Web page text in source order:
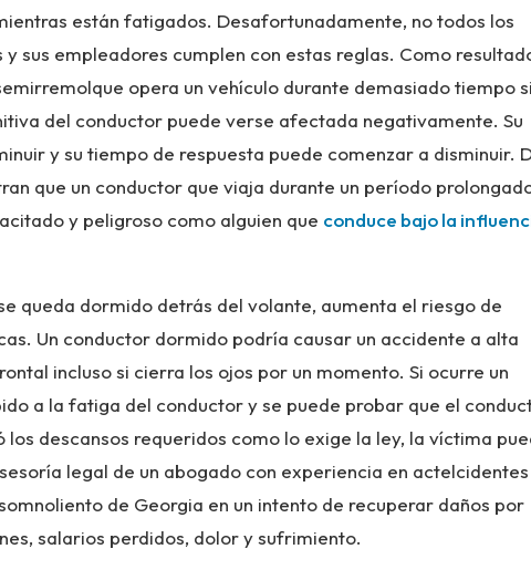
están fatigados. Desafortunadamente, no todos los
sus empleadores cumplen con estas reglas. Como
opera un vehículo durante demasiado tiempo
del conductor puede verse afectada negativamente. Su
y su tiempo de respuesta puede comenzar a disminuir.
que un conductor que viaja durante un período
y peligroso como alguien que conduce bajo la
queda dormido detrás del volante, aumenta el riesgo de
Un conductor dormido podría causar un accidente a alta
incluso si cierra los ojos por un momento. Si ocurre un
a la fatiga del conductor y se puede probar que el
descansos requeridos como lo exige la ley, la víctima
legal de un abogado con experiencia en
de Georgia en un intento de recuperar daños por
salarios perdidos, dolor y sufrimiento.